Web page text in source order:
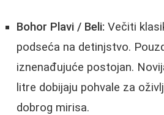
Bohor Plavi / Beli: Večiti
podseća na detinjstvo.
iznenađujuće postojan.
litre dobijaju pohvale za
dobrog mirisa.